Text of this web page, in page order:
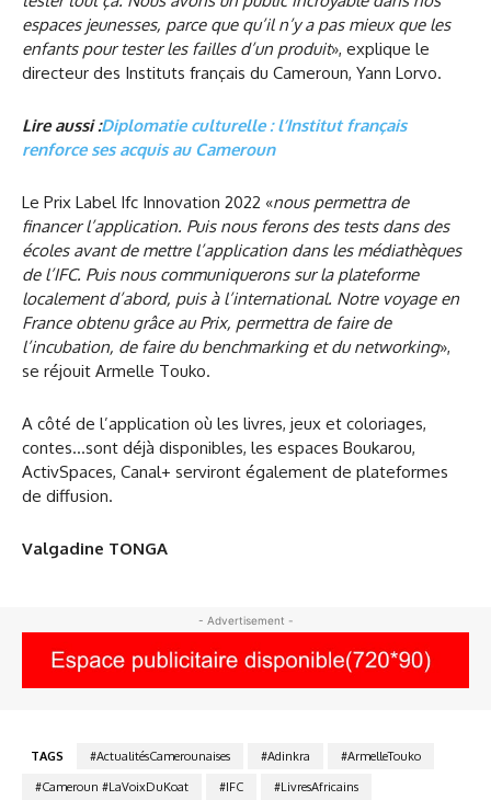
espaces jeunesses, parce que qu’il n’y a pas mieux que les
enfants pour tester les failles d’un produit», explique le
directeur des Instituts français du Cameroun, Yann Lorvo.
Lire aussi :Diplomatie culturelle : l’Institut français
renforce ses acquis au Cameroun
Le Prix Label Ifc Innovation 2022 «nous permettra de
financer l’application. Puis nous ferons des tests dans des
écoles avant de mettre l’application dans les médiathèques
de l’IFC. Puis nous communiquerons sur la plateforme
localement d’abord, puis à l’international. Notre voyage en
France obtenu grâce au Prix, permettra de faire de
l’incubation, de faire du benchmarking et du networking»,
se réjouit Armelle Touko.
A côté de l’application où les livres, jeux et coloriages,
contes…sont déjà disponibles, les espaces Boukarou,
ActivSpaces, Canal+ serviront également de plateformes
de diffusion.
Valgadine TONGA
- Advertisement -
TAGS #ActualitésCamerounaises #Adinkra
#ArmelleTouko
#Cameroun #LaVoixDuKoat
#IFC
#LivresAfricains